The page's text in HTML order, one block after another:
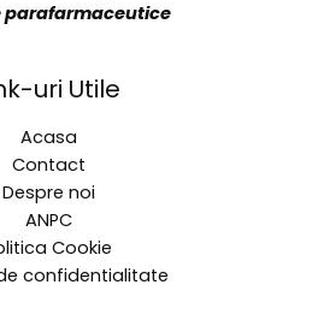
parafarmaceutice
uri Utile
Acasa
Contact
Despre noi
ANPC
Cookie
confidentialitate